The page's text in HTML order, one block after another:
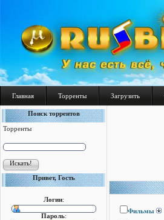
Главная Торренты Загрузить
Поиск торрентов
Торренты
Привет, Гость
Логин:
Пароль:
Фильмы